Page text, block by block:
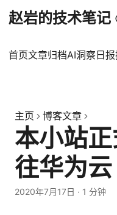
赵岩的技术笔记
首页文章归档AI洞察日报
主页 博客文章
本小站
往华为云
2020年7月17日 · 1 分钟